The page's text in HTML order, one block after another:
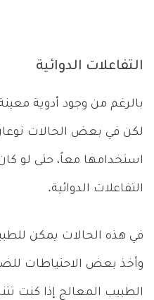
التفاعلات الدوائية
بالرغم من وجود أدوية
لكن في بعض الحالات
استخدامها معاً، حتى لو
التفاعلات الدوائية.
في هذه الحالات يمكن
وأخذ بعض الاحتياطات
الطبيب المعالج إذا كنت